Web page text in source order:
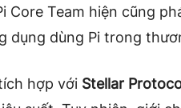
Core Team hiện cũng
dụng dùng Pi trong
hợp với Stellar